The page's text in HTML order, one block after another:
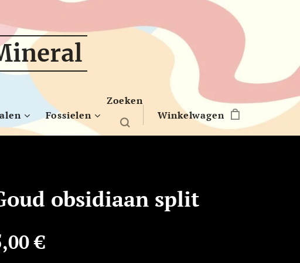
Fossielen
Zoeken
Winkelwagen
obsidiaan split
€